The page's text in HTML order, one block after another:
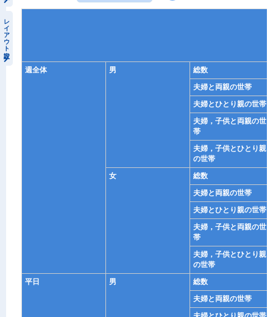
レイアウト設定
週全体 男
総数
夫婦と両親の世帯
夫婦とひとり親の世帯
夫婦，子供と両親の世
帯
夫婦，子供とひとり親
の世帯
女
総数
夫婦と両親の世帯
夫婦とひとり親の世帯
夫婦，子供と両親の世
帯
夫婦，子供とひとり親
の世帯
平日
男
総数
夫婦と両親の世帯